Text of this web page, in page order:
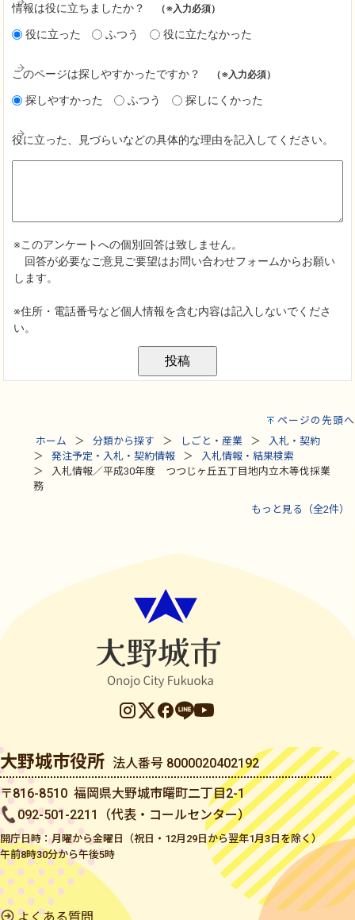
ページの先頭へ
ホーム
分類から探す しごと・産業
入札・契約
発注予定・入札・契約情報
入札情報・結果検索
入札情報／平成30年度 つつじヶ丘五丁目地内立木等伐採業
務
もっと見る（全2件）
大野城市役所 法人番号 8000020402192
〒816-8510 福岡県大野城市曙町二丁目2-1
092-501-2211（代表・コールセンター）
開庁日時：月曜から金曜日（祝日・12月29日から翌年1月3日を除く）
午前8時30分から午後5時